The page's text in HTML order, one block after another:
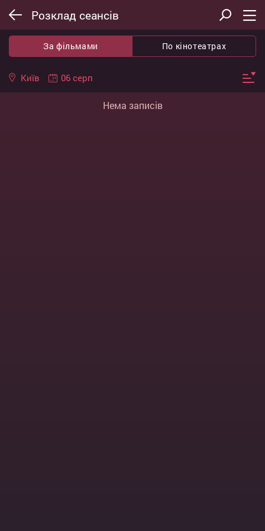
Розклад сеансів
За фільмами По кінотеатрах
Київ 06 серп
Нема записів